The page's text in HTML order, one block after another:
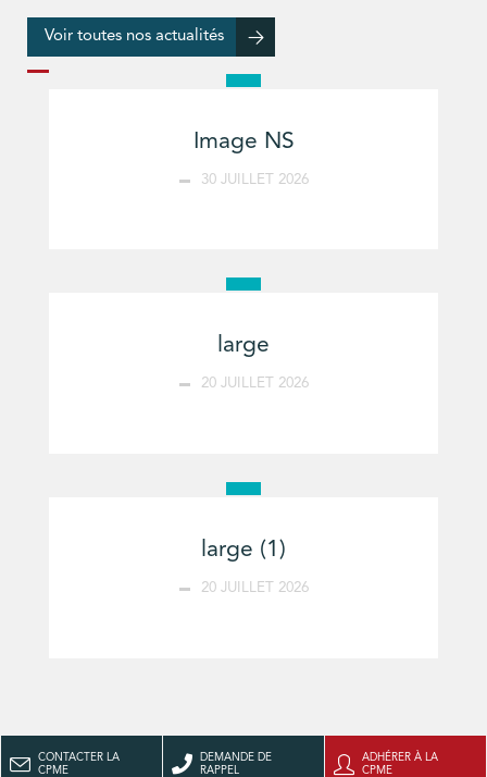
Voir toutes nos actualités
Image NS
30 JUILLET 2026
large
20 JUILLET 2026
large (1)
20 JUILLET 2026
CONTACTER LA
CPME
DEMANDE DE
RAPPEL
ADHÉRER À LA
CPME